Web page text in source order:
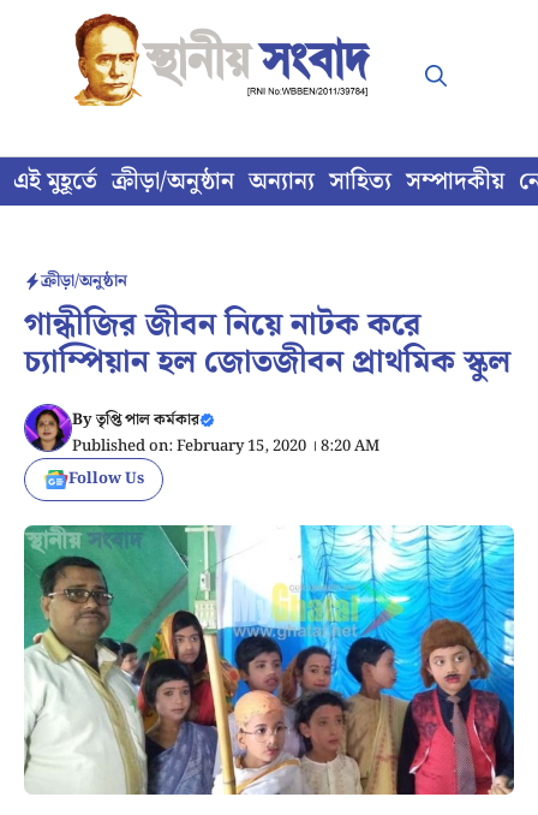
content
এই মুহূর্তে ক্রীড়া/অনুষ্ঠান অন্যান্য সাহিত্য সম্পাদকীয়
ক্রীড়া/অনুষ্ঠান
গান্ধীজির জীবন নিয়ে নাটক করে
চ্যাম্পিয়ান হল জোতজীবন প্রাথমিক স্কুল
Byতৃপ্তি পাল কর্মকার
Published on: February 15, 2020 । 8:20 AM
Follow Us